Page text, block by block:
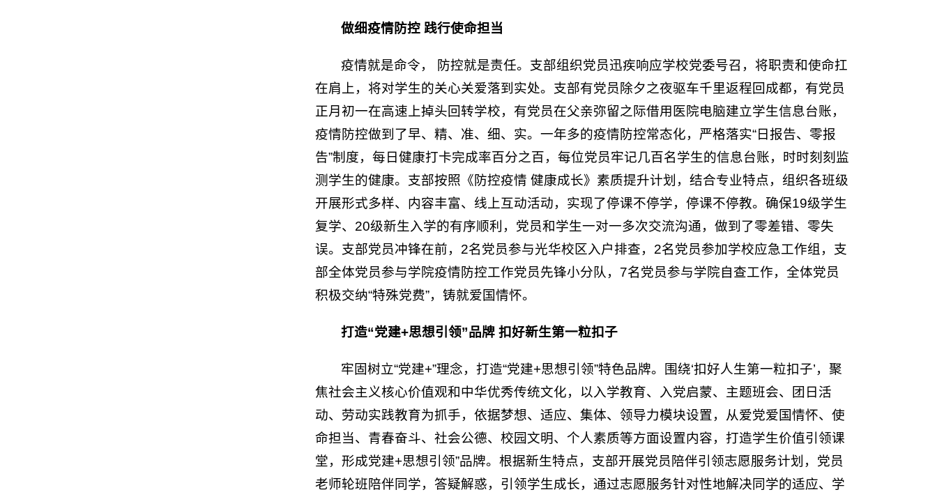
做细疫情防控 践行使命担当
疫情就是命令， 防控就是责任。支部组织党员迅疾响应学校党委号召，将职责和使命扛
在肩上，将对学生的关心关爱落到实处。支部有党员除夕之夜驱车千里返程回成都，有党员
正月初一在高速上掉头回转学校，有党员在父亲弥留之际借用医院电脑建立学生信息台账，
疫情防控做到了早、精、准、细、实。一年多的疫情防控常态化，严格落实“日报告、零报
告”制度，每日健康打卡完成率百分之百，每位党员牢记几百名学生的信息台账，时时刻刻监
测学生的健康。支部按照《防控疫情 健康成长》素质提升计划，结合专业特点，组织各班级
开展形式多样、内容丰富、线上互动活动，实现了停课不停学，停课不停教。确保19级学生
复学、20级新生入学的有序顺利，党员和学生一对一多次交流沟通，做到了零差错、零失
误。支部党员冲锋在前，2名党员参与光华校区入户排查，2名党员参加学校应急工作组，支
部全体党员参与学院疫情防控工作党员先锋小分队，7名党员参与学院自查工作，全体党员
积极交纳“特殊党费”，铸就爱国情怀。
打造“党建+思想引领”品牌 扣好新生第一粒扣子
牢固树立“党建+”理念，打造“党建+思想引领”特色品牌。围绕‘扣好人生第一粒扣子’，聚
焦社会主义核心价值观和中华优秀传统文化，以入学教育、入党启蒙、主题班会、团日活
动、劳动实践教育为抓手，依据梦想、适应、集体、领导力模块设置，从爱党爱国情怀、使
命担当、青春奋斗、社会公德、校园文明、个人素质等方面设置内容，打造学生价值引领课
堂，形成党建+思想引领”品牌。根据新生特点，支部开展党员陪伴引领志愿服务计划，党员
老师轮班陪伴同学，答疑解惑，引领学生成长，通过志愿服务针对性地解决同学的适应、学